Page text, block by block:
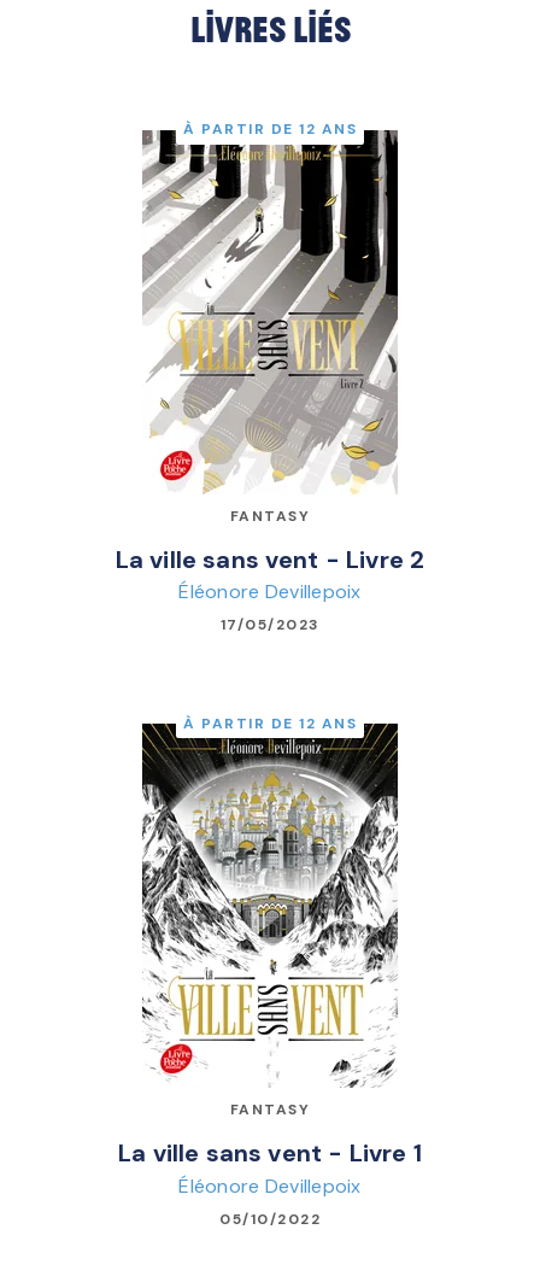
Livres liés
À PARTIR DE 12 ANS
FANTASY
La ville sans vent - Livre 2
Éléonore Devillepoix
17/05/2023
À PARTIR DE 12 ANS
FANTASY
La ville sans vent - Livre 1
Éléonore Devillepoix
05/10/2022